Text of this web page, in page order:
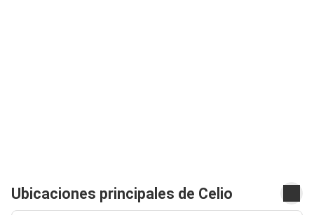
Ubicaciones principales de Celio